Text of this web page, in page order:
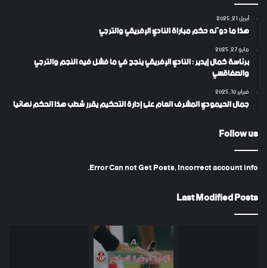
أبريل 21, 2025
هذا ما دوّنه حكم مباراة النادي الإفريقي والترجي
مايو 27, 2025
برئاسة كمال إيدير : النادي الإفريقي ينجح في ما فشل فيه النجم والترجي
والصفاقسي
فبراير 10, 2025
جمال الحيمودي المشرف العام على إدارة التحكيم يقرر شطب هذا الحكم نهائيا
Follow us
Error Can not Get Posts, Incorrect account info.
Last Modified Posts